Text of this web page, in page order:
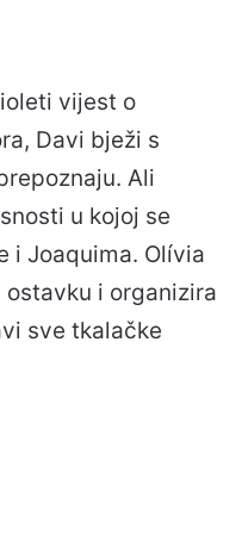
vijest o
Davi bježi s
Ali
u kojoj se
i Joaquima. Olívia
i organizira
sve tkalačke